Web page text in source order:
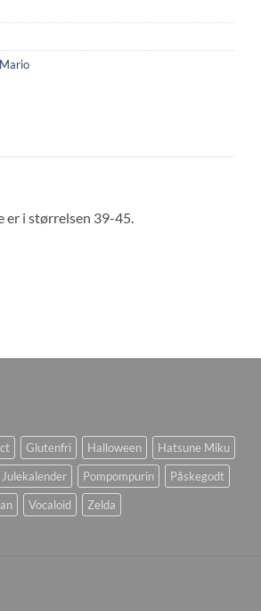
er i størrelsen 39-45.
Glutenfri Halloween
Hatsune Miku
Pompompurin
Påskegodt
Vocaloid Zelda